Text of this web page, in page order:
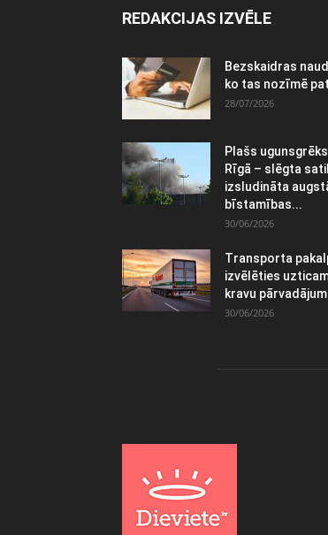
REDAKCIJAS IZVĒLE
Bezskaidras
ko tas nozīmē
28/07/2026
Plašs
Rīgā – slēgta
izsludināta
bīstamības...
30/06/2026
Transporta
izvēlēties
kravu
30/06/2026